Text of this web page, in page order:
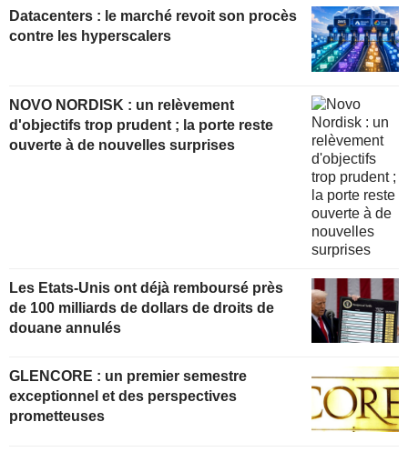
Datacenters : le marché revoit son procès
contre les hyperscalers
NOVO NORDISK : un relèvement
d'objectifs trop prudent ; la porte reste
ouverte à de nouvelles surprises
Les Etats-Unis ont déjà remboursé près
de 100 milliards de dollars de droits de
douane annulés
GLENCORE : un premier semestre
exceptionnel et des perspectives
prometteuses